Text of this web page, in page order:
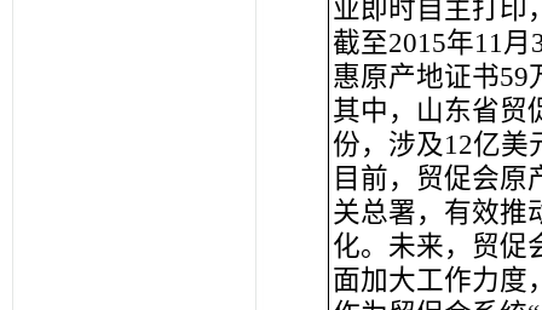
业即时自主打印
截至2015年11
惠原产地证书59
其中，山东省贸
份，涉及12亿美
目前，贸促会原
关总署，有效推
化。未来，贸促
面加大工作力度